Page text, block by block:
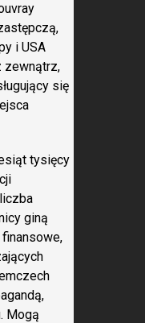
i USA
zewnątrz,
się
tysięcy
giną
Mogą